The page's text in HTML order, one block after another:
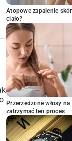
Atopowe zapalenie
ciało?
Przerzedzone włosy
zatrzymać ten proces